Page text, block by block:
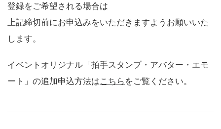
登録をご希望される場合は
上記締切前にお申込みをいただきますようお願いいた
します。
イベントオリジナル「拍手スタンプ・アバター・エモ
ート」の追加申込方法はこちら をご覧ください。